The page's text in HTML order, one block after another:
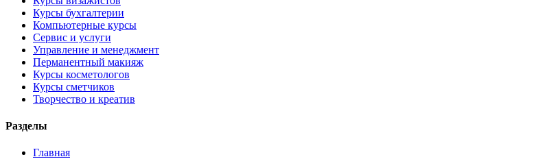
Курсы бухгалтерии
Компьютерные курсы
Сервис и услуги
Управление и менеджмент
Перманентный макияж
Курсы косметологов
Курсы сметчиков
Творчество и креатив
Разделы
Главная